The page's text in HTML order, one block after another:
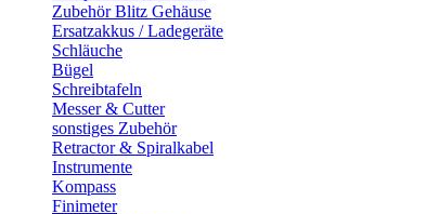
Zubehör Blitz Gehäuse
Ersatzakkus / Ladegeräte
Schläuche
Bügel
Schreibtafeln
Messer & Cutter
sonstiges Zubehör
Retractor & Spiralkabel
Instrumente
Kompass
Finimeter